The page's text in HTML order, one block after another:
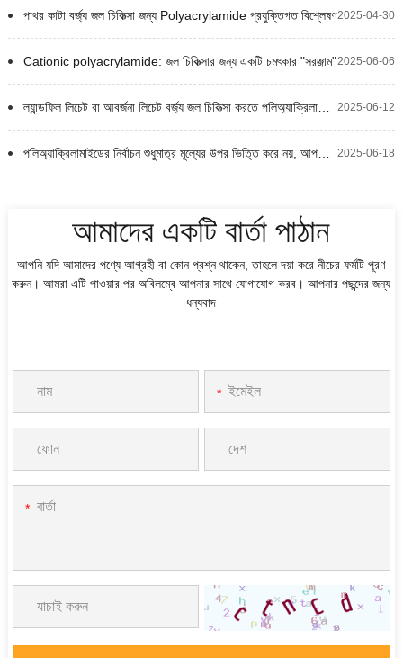
2025-04-30
পাথর কাটা বর্জ্য জল চিকিত্সা জন্য Polyacrylamide প্রযুক্তিগত বিশ্লেষণ
2025-06-06
Cationic polyacrylamide: জল চিকিত্সার জন্য একটি চমৎকার "সরঞ্জাম"
2025-06-12
ল্যান্ডফিল লিচেট বা আবর্জনা লিচেট বর্জ্য জল চিকিত্সা করতে পলিঅ্যাক্রিলামাইড কিভাবে ব্যবহার করবেন?
2025-06-18
পলিঅ্যাক্রিলামাইডের নির্বাচন শুধুমাত্র মূল্যের উপর ভিত্তি করে নয়, আপনার নির্দিষ্ট চাহিদা অনুযায
আমাদের একটি বার্তা পাঠান
আপনি যদি আমাদের পণ্যে আগ্রহী বা কোন প্রশ্ন থাকেন, তাহলে দয়া করে নীচের ফর্মটি পূরণ
করুন। আমরা এটি পাওয়ার পর অবিলম্বে আপনার সাথে যোগাযোগ করব। আপনার পছন্দের জন্য
ধন্যবাদ
*
*